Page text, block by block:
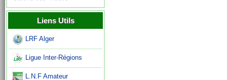
Liens Utils
LRF Alger
Ligue Inter-Régions
L.N.F Amateur